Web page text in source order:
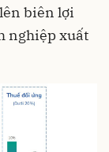
biên lợi
nghiệp xuất